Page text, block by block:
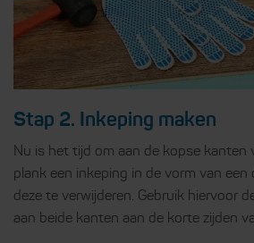
Stap 2. Inkeping maken
Nu is het tijd om aan de kopse kanten
plank een inkeping in de vorm van een
deze te verwijderen. Gebruik hiervoor
aan beide kanten aan de korte zijden